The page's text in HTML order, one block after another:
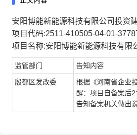
安阳博能新能源科技有限公司投资
项目代码:2511-410505-04-01-
项目名称:安阳博能新能源科技有限
监管部门 告知内容
殷都区发改委
根据《河南省企业
醒：项目自备案后
告知备案机关做出